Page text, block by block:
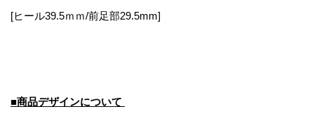
[ヒール39.5ｍｍ/前足部29.5mm]
■商品デザインについて